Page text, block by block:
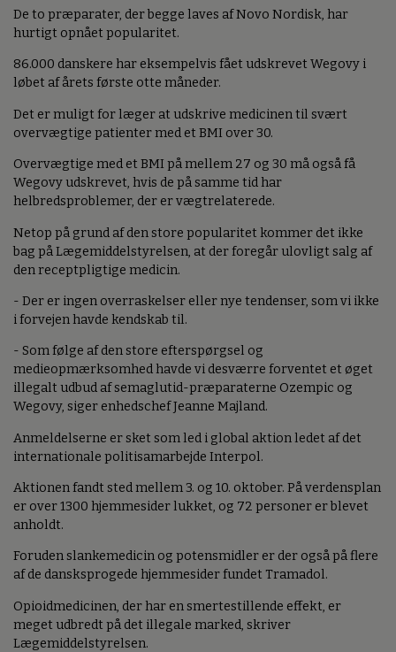
De to præparater, der begge laves af Novo Nordisk, har
hurtigt opnået popularitet.
86.000 danskere har eksempelvis fået udskrevet Wegovy i
løbet af årets første otte måneder.
Det er muligt for læger at udskrive medicinen til svært
overvægtige patienter med et BMI over 30.
Overvægtige med et BMI på mellem 27 og 30 må også få
Wegovy udskrevet, hvis de på samme tid har
helbredsproblemer, der er vægtrelaterede.
Netop på grund af den store popularitet kommer det ikke
bag på Lægemiddelstyrelsen, at der foregår ulovligt salg af
den receptpligtige medicin.
- Der er ingen overraskelser eller nye tendenser, som vi ikke
i forvejen havde kendskab til.
- Som følge af den store efterspørgsel og
medieopmærksomhed havde vi desværre forventet et øget
illegalt udbud af semaglutid-præparaterne Ozempic og
Wegovy, siger enhedschef Jeanne Majland.
Anmeldelserne er sket som led i global aktion ledet af det
internationale politisamarbejde Interpol.
Aktionen fandt sted mellem 3. og 10. oktober. På verdensplan
er over 1300 hjemmesider lukket, og 72 personer er blevet
anholdt.
Foruden slankemedicin og potensmidler er der også på flere
af de dansksprogede hjemmesider fundet Tramadol.
Opioidmedicinen, der har en smertestillende effekt, er
meget udbredt på det illegale marked, skriver
Lægemiddelstyrelsen.